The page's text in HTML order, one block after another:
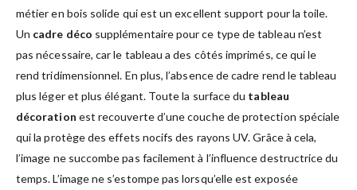
métier en bois solide qui est un excellent support pour la toile.
Un cadre déco supplémentaire pour ce type de tableau n’est
pas nécessaire, car le tableau a des côtés imprimés, ce qui le
rend tridimensionnel. En plus, l’absence de cadre rend le tableau
plus léger et plus élégant. Toute la surface du tableau
décoration est recouverte d’une couche de protection spéciale
qui la protège des effets nocifs des rayons UV. Grâce à cela,
l’image ne succombe pas facilement à l’influence destructrice du
temps. L’image ne s’estompe pas lorsqu’elle est exposée